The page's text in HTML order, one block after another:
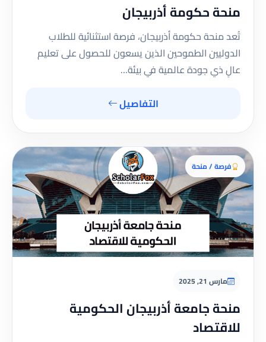
منحة حكومة أذربيجان
تُعد منحة حكومة أذربيجان، فرصة استثنائية للطلاب
الدوليين الطموحين الذين يسعون للحصول على تعليم
عالٍ ذي جودة عالمية في بيئة…
التفاصيل
فرصة / منحة
مارس 21, 2025
منحة جامعة أذربيجان الحكومية
للاقتصاد